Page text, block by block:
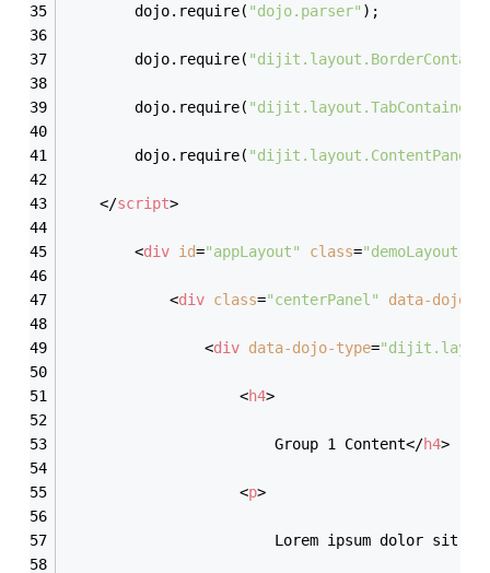
		dojo.require(
"dojo.parser" );
		dojo.require(
		dojo.require(
"dijit.layout.TabContainer"
		dojo.require(
"dijit.layout.ContentPane"
</script>
<div id="appLayout" class="demoLayout"
<div class="centerPanel" data-dojo-
<div data-dojo-type=
<h4>
						Group 1 Content
</h4>
<p>
Lorem ipsum dolor